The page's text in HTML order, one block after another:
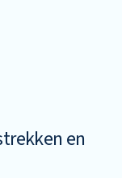
en